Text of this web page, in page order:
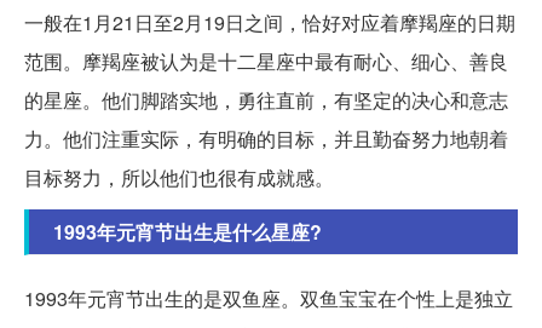
一般在1月21日至2月19日之间，恰好对应着摩羯座的日期
范围。摩羯座被认为是十二星座中最有耐心、细心、善良
的星座。他们脚踏实地，勇往直前，有坚定的决心和意志
力。他们注重实际，有明确的目标，并且勤奋努力地朝着
目标努力，所以他们也很有成就感。
1993年元宵节出生是什么星座?
1993年元宵节出生的是双鱼座。双鱼宝宝在个性上是独立